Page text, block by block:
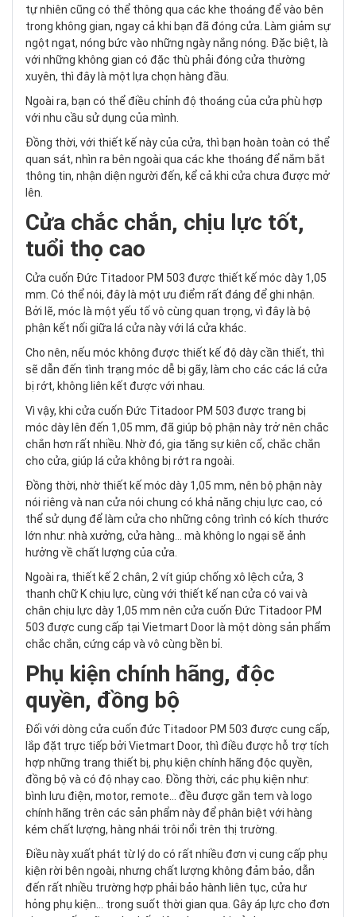
tự nhiên cũng có thể thông qua các khe thoáng để vào bên
trong không gian, ngay cả khi bạn đã đóng cửa. Làm giảm sự
ngột ngạt, nóng bức vào những ngày nắng nóng. Đặc biệt, là
với những không gian có đặc thù phải đóng cửa thường
xuyên, thì đây là một lựa chọn hàng đầu.
Ngoài ra, bạn có thể điều chỉnh độ thoáng của cửa phù hợp
với nhu cầu sử dụng của mình.
Đồng thời, với thiết kế này của cửa, thì bạn hoàn toàn có thể
quan sát, nhìn ra bên ngoài qua các khe thoáng để nắm bắt
thông tin, nhận diện người đến, kể cả khi cửa chưa được mở
lên.
Cửa chắc chắn, chịu lực tốt,
tuổi thọ cao
Cửa cuốn Đức Titadoor PM 503 được thiết kế móc dày 1,05
mm. Có thể nói, đây là một ưu điểm rất đáng để ghi nhận.
Bởi lẽ, móc là một yếu tố vô cùng quan trọng, vì đây là bộ
phận kết nối giữa lá cửa này với lá cửa khác.
Cho nên, nếu móc không được thiết kế độ dày cần thiết, thì
sẽ dẫn đến tình trạng móc dễ bị gãy, làm cho các các lá cửa
bị rớt, không liên kết được với nhau.
Vì vậy, khi cửa cuốn Đức Titadoor PM 503 được trang bị
móc dày lên đến 1,05 mm, đã giúp bộ phận này trở nên chắc
chắn hơn rất nhiều. Nhờ đó, gia tăng sự kiên cố, chắc chắn
cho cửa, giúp lá cửa không bị rớt ra ngoài.
Đồng thời, nhờ thiết kế móc dày 1,05 mm, nên bộ phận này
nói riêng và nan cửa nói chung có khả năng chịu lực cao, có
thể sử dụng để làm cửa cho những công trình có kích thước
lớn như: nhà xưởng, cửa hàng… mà không lo ngại sẽ ảnh
hưởng về chất lượng của cửa.
Ngoài ra, thiết kế 2 chân, 2 vít giúp chống xô lệch cửa, 3
thanh chữ K chịu lực, cùng với thiết kế nan cửa có vai và
chân chịu lực dày 1,05 mm nên cửa cuốn Đức Titadoor PM
503 được cung cấp tại Vietmart Door là một dòng sản phẩm
chắc chắn, cứng cáp và vô cùng bền bỉ.
Phụ kiện chính hãng, độc
quyền, đồng bộ
Đối với dòng cửa cuốn đức Titadoor PM 503 được cung cấp,
lắp đặt trực tiếp bởi Vietmart Door, thì điều được hỗ trợ tích
hợp những trang thiết bị, phụ kiện chính hãng độc quyền,
đồng bộ và có độ nhạy cao. Đồng thời, các phụ kiện như:
bình lưu điện, motor, remote… đều được gắn tem và logo
chính hãng trên các sản phẩm này để phân biệt với hàng
kém chất lượng, hàng nhái trôi nổi trên thị trường.
Điều này xuất phát từ lý do có rất nhiều đơn vị cung cấp phụ
kiện rời bên ngoài, nhưng chất lượng không đảm bảo, dẫn
đến rất nhiều trường hợp phải bảo hành liên tục, cửa hư
hỏng phụ kiện… trong suốt thời gian qua. Gây áp lực cho đơn